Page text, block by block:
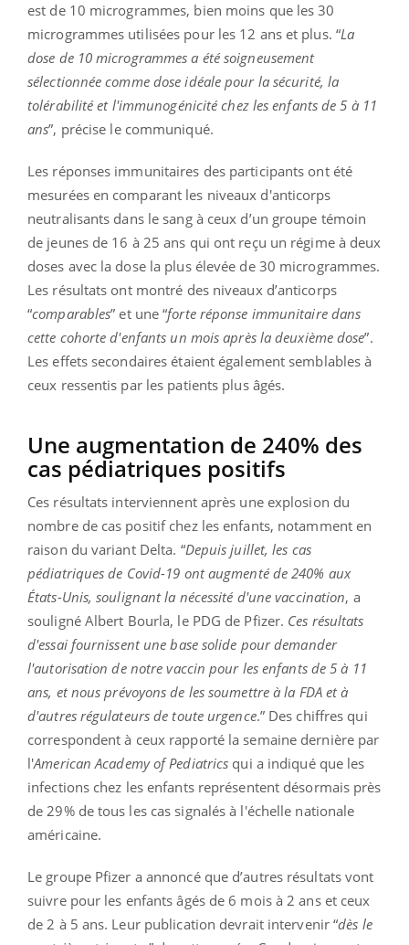
est de 10 microgrammes, bien moins que les 30
microgrammes utilisées pour les 12 ans et plus. “La
dose de 10 microgrammes a été soigneusement
sélectionnée comme dose idéale pour la sécurité, la
tolérabilité et l'immunogénicité chez les enfants de 5 à 11
ans”, précise le communiqué.
Les réponses immunitaires des participants ont été
mesurées en comparant les niveaux d'anticorps
neutralisants dans le sang à ceux d’un groupe témoin
de jeunes de 16 à 25 ans qui ont reçu un régime à deux
doses avec la dose la plus élevée de 30 microgrammes.
Les résultats ont montré des niveaux d’anticorps
“comparables” et une “forte réponse immunitaire dans
cette cohorte d'enfants un mois après la deuxième dose”.
Les effets secondaires étaient également semblables à
ceux ressentis par les patients plus âgés.
Une augmentation de 240% des
cas pédiatriques positifs
Ces résultats interviennent après une explosion du
nombre de cas positif chez les enfants, notamment en
raison du variant Delta. “Depuis juillet, les cas
pédiatriques de Covid-19 ont augmenté de 240% aux
États-Unis, soulignant la nécessité d'une vaccination, a
souligné Albert Bourla, le PDG de Pfizer. Ces résultats
d'essai fournissent une base solide pour demander
l'autorisation de notre vaccin pour les enfants de 5 à 11
ans, et nous prévoyons de les soumettre à la FDA et à
d'autres régulateurs de toute urgence.” Des chiffres qui
correspondent à ceux rapporté la semaine dernière par
l'American Academy of Pediatrics qui a indiqué que les
infections chez les enfants représentent désormais près
de 29% de tous les cas signalés à l'échelle nationale
américaine.
Le groupe Pfizer a annoncé que d’autres résultats vont
suivre pour les enfants âgés de 6 mois à 2 ans et ceux
de 2 à 5 ans. Leur publication devrait intervenir “dès le